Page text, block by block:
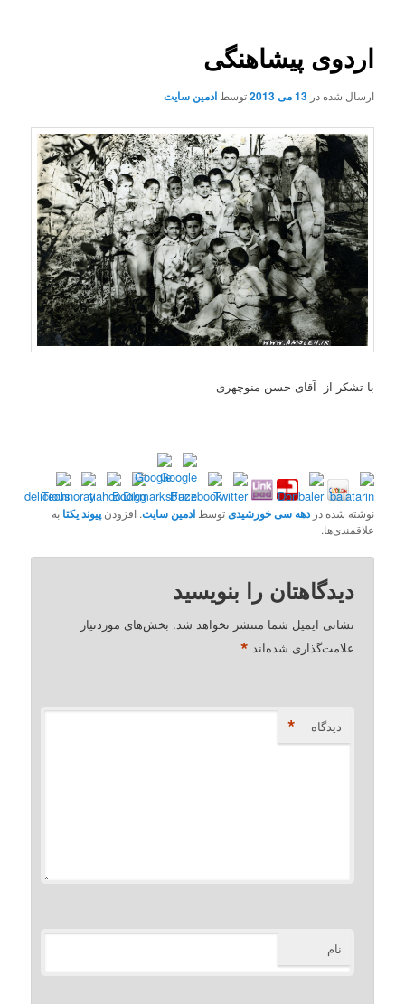
اردوی پیشاهنگی
ارسال شده در13 می 2013 توسطادمین سایت
با تشکر از آقای حسن منوچهری
نوشته شده دردهه سی خورشیدیتوسطادمین سایت. افزودنپیوند یکتا به
علاقمندی‌ها.
دیدگاهتان را بنویسید
نشانی ایمیل شما منتشر نخواهد شد. بخش‌های موردنیاز
علامت‌گذاری شده‌اند *
دیدگاه *
نام